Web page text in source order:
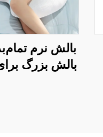
بالش بزرگ